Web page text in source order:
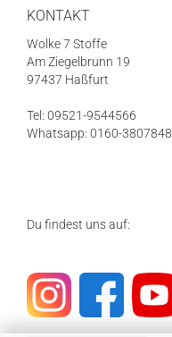
KONTAKT
Wolke 7 Stoffe
Am Ziegelbrunn 19
97437 Haßfurt
Tel: 09521-9544566
Whatsapp: 0160-3807848
Du findest uns auf: